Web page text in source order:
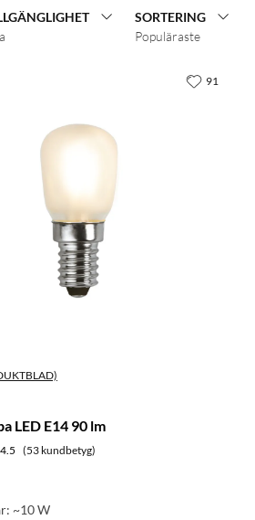
SORTERING
Populäraste
LED E14 90 lm
4.5 (53 kundbetyg)
~10 W
91